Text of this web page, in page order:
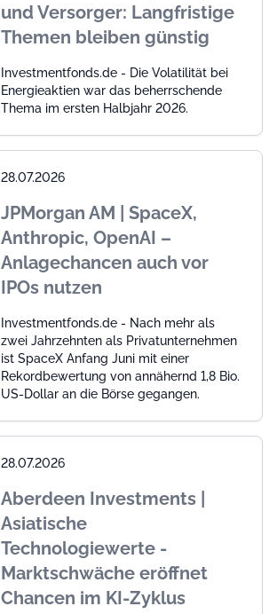
und Versorger: Langfristige
Themen bleiben günstig
Investmentfonds.de - Die Volatilität bei
Energieaktien war das beherrschende
Thema im ersten Halbjahr 2026.
28.07.2026
JPMorgan AM | SpaceX,
Anthropic, OpenAI –
Anlagechancen auch vor
IPOs nutzen
Investmentfonds.de - Nach mehr als
zwei Jahrzehnten als Privatunternehmen
ist SpaceX Anfang Juni mit einer
Rekordbewertung von annähernd 1,8 Bio.
US-Dollar an die Börse gegangen.
28.07.2026
Aberdeen Investments |
Asiatische
Technologiewerte -
Marktschwäche eröffnet
Chancen im KI-Zyklus